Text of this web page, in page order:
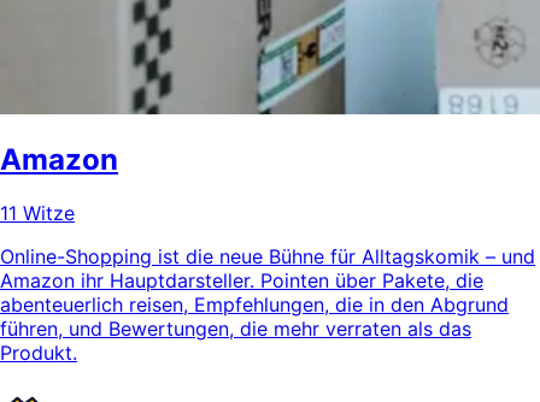
Amazon
11 Witze
Online-Shopping ist die neue Bühne für Alltagskomik – und
Amazon ihr Hauptdarsteller. Pointen über Pakete, die
abenteuerlich reisen, Empfehlungen, die in den Abgrund
führen, und Bewertungen, die mehr verraten als das
Produkt.